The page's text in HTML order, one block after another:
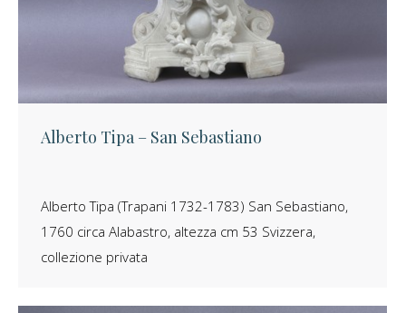
Alberto Tipa – San Sebastiano
Alberto Tipa (Trapani 1732-1783) San Sebastiano,
1760 circa Alabastro, altezza cm 53 Svizzera,
collezione privata